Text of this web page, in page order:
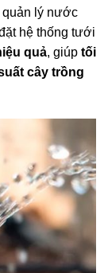
lý nước
hệ thống tưới
quả, giúp tối
cây trồng